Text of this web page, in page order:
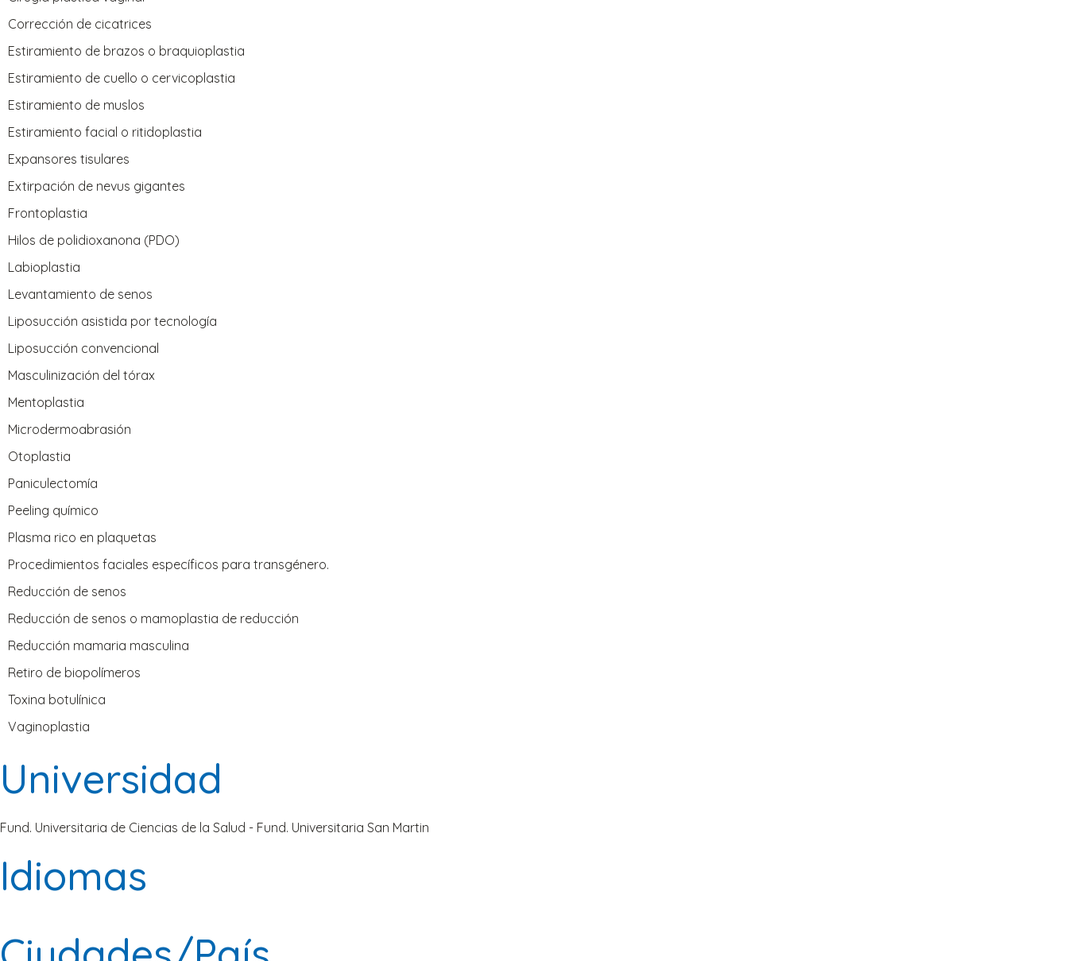
Corrección de cicatrices
Estiramiento de brazos o braquioplastia
Estiramiento de cuello o cervicoplastia
Estiramiento de muslos
Estiramiento facial o ritidoplastia
Expansores tisulares
Extirpación de nevus gigantes
Frontoplastia
Hilos de polidioxanona (PDO)
Labioplastia
Levantamiento de senos
Liposucción asistida por tecnología
Liposucción convencional
Masculinización del tórax
Mentoplastia
Microdermoabrasión
Otoplastia
Paniculectomía
Peeling químico
Plasma rico en plaquetas
Procedimientos faciales específicos para transgénero.
Reducción de senos
Reducción de senos o mamoplastia de reducción
Reducción mamaria masculina
Retiro de biopolímeros
Toxina botulínica
Vaginoplastia
Universidad
Fund. Universitaria de Ciencias de la Salud - Fund. Universitaria San Martin
Idiomas